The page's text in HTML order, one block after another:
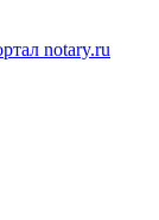
notary.ru